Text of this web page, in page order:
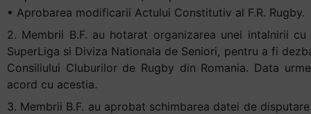
• Aprobarea modificarii Actului Constitutiv al F.R. Rugby.
2. Membrii B.F. au hotarat organizarea unei intalnirii
SuperLiga si Diviza Nationala de Seniori, pentru a fi
Consiliului Cluburilor de Rugby din Romania. Data
acord cu acestia.
3. Membrii B.F. au aprobat schimbarea datei de